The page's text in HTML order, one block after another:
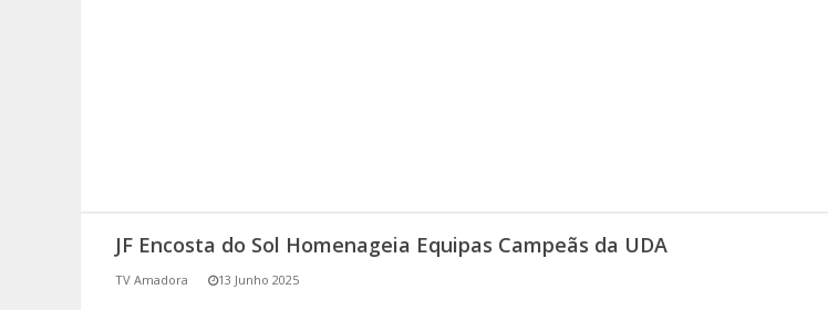
(RE) PENSAMENTOS
JF Encosta do Sol Homenageia Equipas Campeãs da UDA
TV Amadora 13 Junho 2025